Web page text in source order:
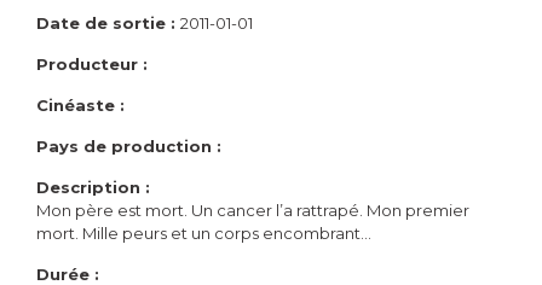
Date de sortie : 2011-01-01
Producteur :
Cinéaste :
Pays de production :
Description :
Mon père est mort. Un cancer l’a rattrapé. Mon premier
mort. Mille peurs et un corps encombrant…
Durée :